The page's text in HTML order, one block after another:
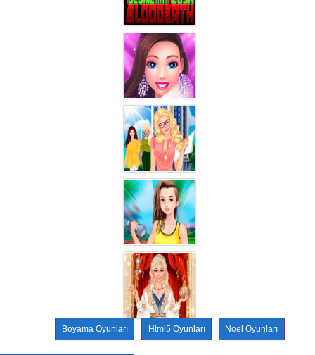
Boyama Oyunları Html5 Oyunları Noel Oyunları